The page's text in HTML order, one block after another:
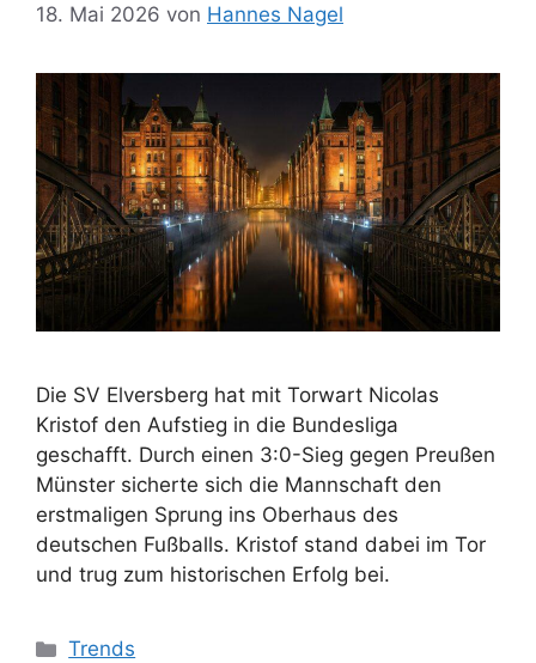
18. Mai 2026 von Hannes Nagel
Die SV Elversberg hat mit Torwart Nicolas
Kristof den Aufstieg in die Bundesliga
geschafft. Durch einen 3:0-Sieg gegen Preußen
Münster sicherte sich die Mannschaft den
erstmaligen Sprung ins Oberhaus des
deutschen Fußballs. Kristof stand dabei im Tor
und trug zum historischen Erfolg bei.
Kategorien
Trends